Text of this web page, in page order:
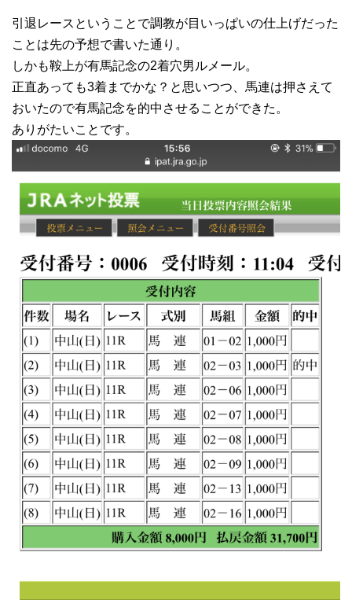
引退レースということで調教が目いっぱいの仕上げだった
ことは先の予想で書いた通り。
しかも鞍上が有馬記念の2着穴男ルメール。
正直あっても3着までかな？と思いつつ、馬連は押さえて
おいたので有馬記念を的中させることができた。
ありがたいことです。